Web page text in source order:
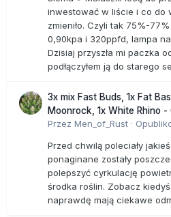
inwestować w liście i co do
zmieniło. Czyli tak 75%-
0,90kpa i 320ppfd, lampa
Dzisiaj przyszła mi paczka
podłączyłem ją do starego
3x mix Fast Buds, 1x Fat
Moonrock, 1x White Rhino
Przez Men_of_Rust ·
Przed chwilą poleciały
ponaginane zostały
polepszyć cyrkulację
środka roślin. Zobacz
naprawdę mają ciekawe